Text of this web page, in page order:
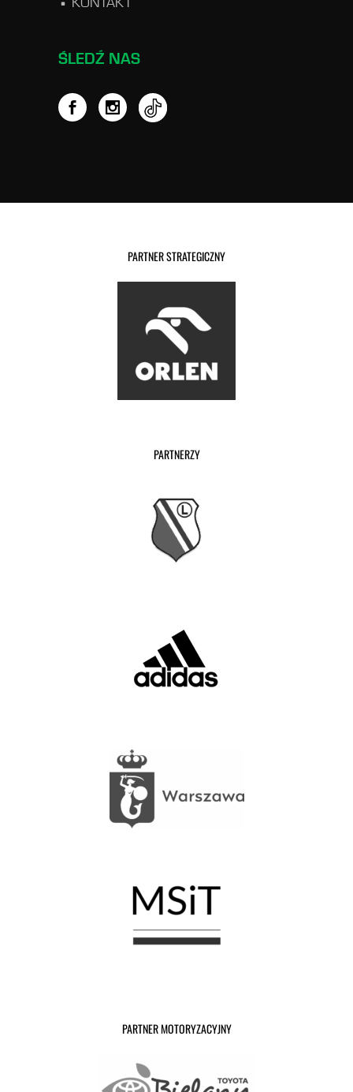
KONTAKT
ŚLEDŹ NAS
PARTNER STRATEGICZNY
PARTNERZY
PARTNER MOTORYZACYJNY